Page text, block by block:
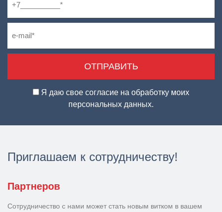
Я даю свое согласие на обработку моих
персональных данных.
Приглашаем к сотрудничеству!
Партнеров
Сотрудничество с нами может стать новым витком в вашем